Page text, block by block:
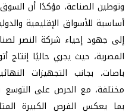
وتوطين الصناعة، مؤكدًا أن
أساسية للأسواق الإقليمية
إلى جهود إحياء شركة النصر
المصرية، حيث يجري حاليًا إنتاج
باصات، بجانب التجهيزات
مختلفة، مع الحرص على التوسع
بما يعكس الفرص الكبيرة